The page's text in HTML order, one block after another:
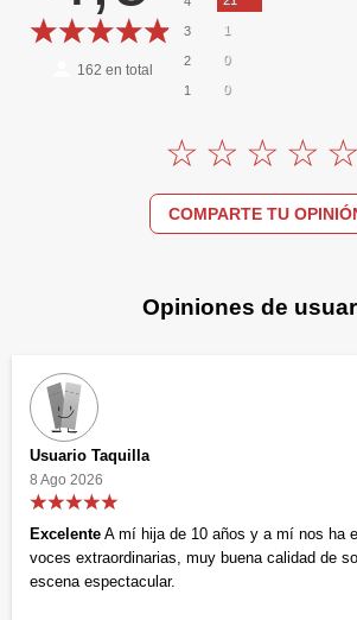
162 en total
3 1
2 0
1 0
COMPARTE TU
Opiniones de
Usuario Taquilla
8 Ago 2026
Excelente A mí hija de 10 años y a mí nos ha
voces extraordinarias, muy buena calidad de
escena espectacular.